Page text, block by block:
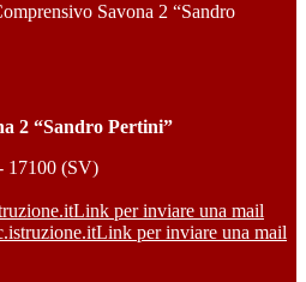
Savona 2 “Sandro
2 “Sandro Pertini”
17100 (SV)
Link per inviare una mail
Link per inviare una mail